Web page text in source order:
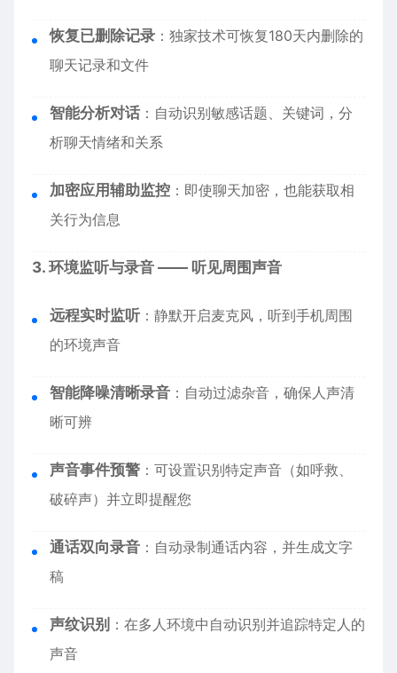
恢复已删除记录 ：独家技术可恢复180天内删除的
聊天记录和文件
智能分析对话 ：自动识别敏感话题、关键词，分
析聊天情绪和关系
加密应用辅助监控 ：即使聊天加密，也能获取相
关行为信息
3. 环境监听与录音 —— 听见周围声音
远程实时监听 ：静默开启麦克风，听到手机周围
的环境声音
智能降噪清晰录音 ：自动过滤杂音，确保人声清
晰可辨
声音事件预警 ：可设置识别特定声音（如呼救、
破碎声）并立即提醒您
通话双向录音 ：自动录制通话内容，并生成文字
稿
声纹识别 ：在多人环境中自动识别并追踪特定人的
声音